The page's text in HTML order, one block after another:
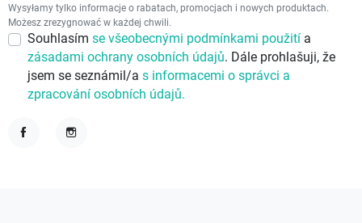
Wysyłamy tylko informacje o rabatach, promocjach i nowych produktach.
Możesz zrezygnować w każdej chwili.
Souhlasím se všeobecnými podmínkami použití a
zásadami ochrany osobních údajů. Dále prohlašuji, že
jsem se seznámil/a s informacemi o správci a
zpracování osobních údajů.